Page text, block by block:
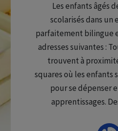
Les enfants âgés
scolarisés dans un
parfaitement bilingue
adresses suivantes :
trouvent à
squares où les enfants
pour se dépenser
apprentissages.